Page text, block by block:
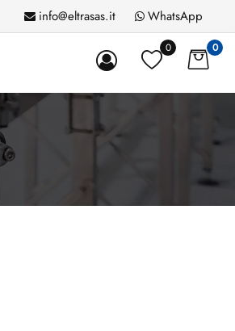
info@eltrasas.it WhatsApp
0 0